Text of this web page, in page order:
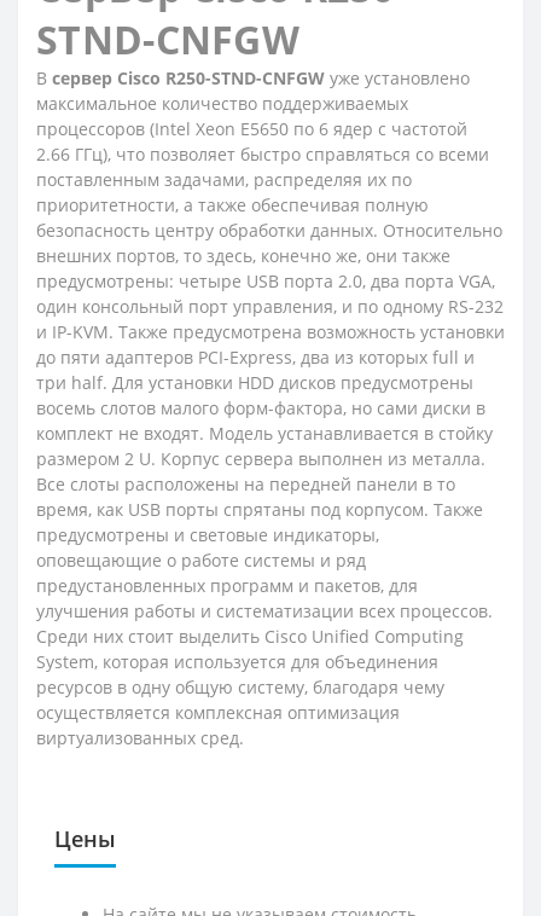
STND-CNFGW
В сервер Cisco R250-STND-CNFGW уже установлено
максимальное количество поддерживаемых
процессоров (Intel Xeon E5650 по 6 ядер с частотой
2.66 ГГц), что позволяет быстро справляться со всеми
поставленным задачами, распределяя их по
приоритетности, а также обеспечивая полную
безопасность центру обработки данных. Относительно
внешних портов, то здесь, конечно же, они также
предусмотрены: четыре USB порта 2.0, два порта VGA,
один консольный порт управления, и по одному RS-232
и IP-KVM. Также предусмотрена возможность установки
до пяти адаптеров PCI-Express, два из которых full и
три half. Для установки HDD дисков предусмотрены
восемь слотов малого форм-фактора, но сами диски в
комплект не входят. Модель устанавливается в стойку
размером 2 U. Корпус сервера выполнен из металла.
Все слоты расположены на передней панели в то
время, как USB порты спрятаны под корпусом. Также
предусмотрены и световые индикаторы,
оповещающие о работе системы и ряд
предустановленных программ и пакетов, для
улучшения работы и систематизации всех процессов.
Среди них стоит выделить Cisco Unified Computing
System, которая используется для объединения
ресурсов в одну общую систему, благодаря чему
осуществляется комплексная оптимизация
виртуализованных сред.
Цены